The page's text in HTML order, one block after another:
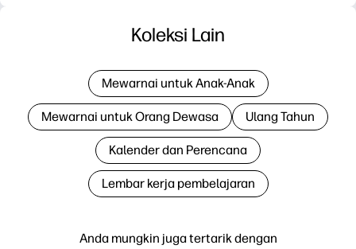
Anda mungkin juga tertarik dengan
Koleksi Lain
Mewarnai untuk Anak-Anak
Mewarnai untuk Orang Dewasa Ulang Tahun
Kalender dan Perencana
Lembar kerja pembelajaran